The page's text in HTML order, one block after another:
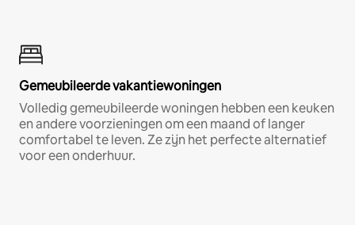
Gemeubileerde vakantiewoningen
Volledig gemeubileerde woningen hebben een keuken
en andere voorzieningen om een maand of langer
comfortabel te leven. Ze zijn het perfecte alternatief
voor een onderhuur.